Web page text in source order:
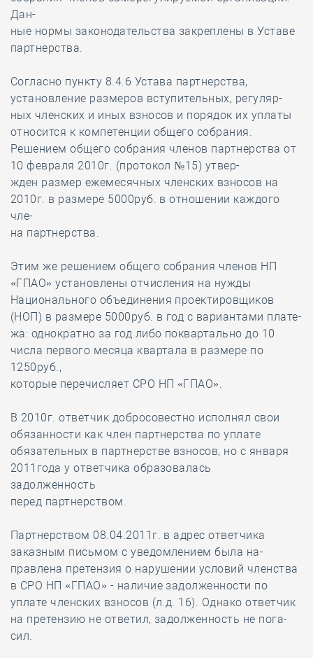
Дан-
ные нормы законодательства закреплены в Уставе
партнерства.
Согласно пункту 8.4.6 Устава партнерства,
установление размеров вступительных, регуляр-
ных членских и иных взносов и порядок их уплаты
относится к компетенции общего собрания.
Решением общего собрания членов партнерства от
10 февраля 2010г. (протокол №15) утвер-
жден размер ежемесячных членских взносов на
2010г. в размере 5000руб. в отношении каждого
чле-
на партнерства.
Этим же решением общего собрания членов НП
«ГПАО» установлены отчисления на нужды
Национального объединения проектировщиков
(НОП) в размере 5000руб. в год с вариантами плате-
жа: однократно за год либо поквартально до 10
числа первого месяца квартала в размере по
1250руб.,
которые перечисляет СРО НП «ГПАО».
В 2010г. ответчик добросовестно исполнял свои
обязанности как член партнерства по уплате
обязательных в партнерстве взносов, но с января
2011года у ответчика образовалась
задолженность
перед партнерством.
Партнерством 08.04.2011г. в адрес ответчика
заказным письмом с уведомлением была на-
правлена претензия о нарушении условий членства
в СРО НП «ГПАО» - наличие задолженности по
уплате членских взносов (л.д. 16). Однако ответчик
на претензию не ответил, задолженность не пога-
сил.